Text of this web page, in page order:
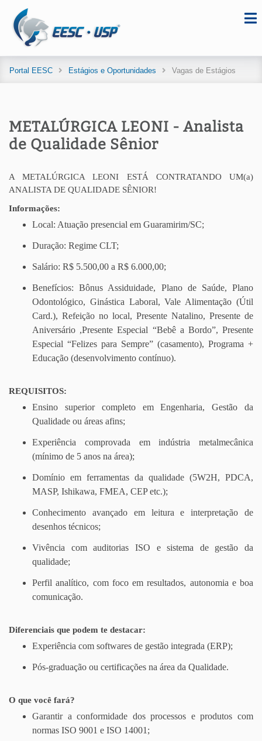
Portal EESC Estágios e Oportunidades Vagas de Estágios
METALÚRGICA LEONI - Analista
de Qualidade Sênior
A METALÚRGICA LEONI ESTÁ CONTRATANDO UM(a)
ANALISTA DE QUALIDADE SÊNIOR!
Informações:
Local: Atuação presencial em Guaramirim/SC;
Duração: Regime CLT;
Salário: R$ 5.500,00 a R$ 6.000,00;
Benefícios: Bônus Assiduidade, Plano de Saúde, Plano
Odontológico, Ginástica Laboral, Vale Alimentação (Útil
Card.), Refeição no local, Presente Natalino, Presente de
Aniversário ,Presente Especial “Bebê a Bordo”, Presente
Especial “Felizes para Sempre” (casamento), Programa +
Educação (desenvolvimento contínuo).
REQUISITOS:
Ensino superior completo em Engenharia, Gestão da
Qualidade ou áreas afins;
Experiência comprovada em indústria metalmecânica
(mínimo de 5 anos na área);
Domínio em ferramentas da qualidade (5W2H, PDCA,
MASP, Ishikawa, FMEA, CEP etc.);
Conhecimento avançado em leitura e interpretação de
desenhos técnicos;
Vivência com auditorias ISO e sistema de gestão da
qualidade;
Perfil analítico, com foco em resultados, autonomia e boa
comunicação.
Diferenciais que podem te destacar:
Experiência com softwares de gestão integrada (ERP);
Pós-graduação ou certificações na área da Qualidade.
O que você fará?
Garantir a conformidade dos processos e produtos com
normas ISO 9001 e ISO 14001;